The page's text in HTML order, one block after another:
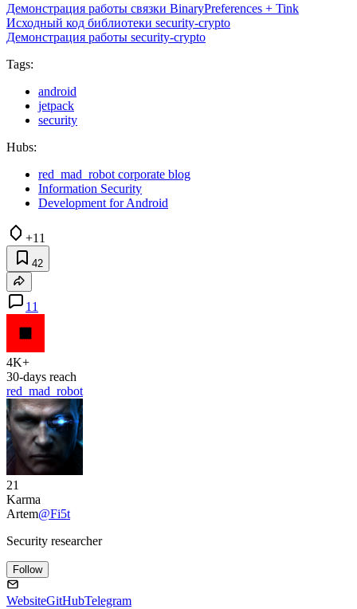
Демонстрация работы связки BinaryPreferences + Tink
Исходный код библиотеки security-crypto
Демонстрация работы security-crypto
Tags:
android
jetpack
security
Hubs:
red_mad_robot corporate blog
Information Security
Development for Android
+11
42
11
4K+
30-days reach
red_mad_robot
21
Karma
Artem@Fi5t
Security researcher
Follow
WebsiteGitHubTelegram